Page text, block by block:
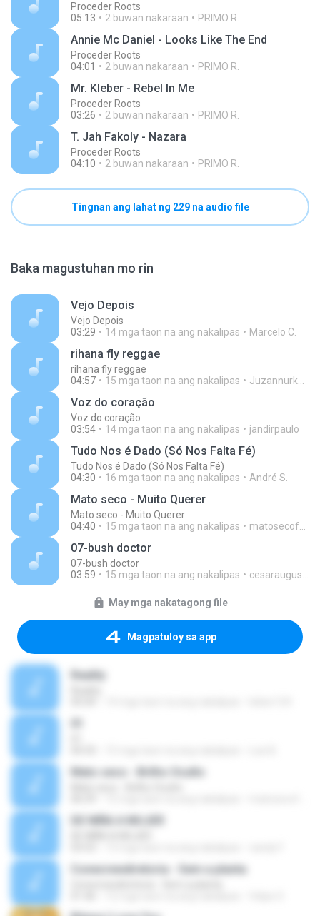
Proceder Roots
05:13
2 buwan nakaraan PRIMO R.
Annie Mc Daniel - Looks Like The End
Proceder Roots
04:01
2 buwan nakaraan PRIMO R.
Mr. Kleber - Rebel In Me
Proceder Roots
03:26
2 buwan nakaraan PRIMO R.
T. Jah Fakoly - Nazara
Proceder Roots
04:10
2 buwan nakaraan PRIMO R.
Tingnan ang lahat ng 229 na audio file
Baka magustuhan mo rin
Vejo Depois
Vejo Depois
03:29
14 mga taon na ang nakalipas Marcelo C.
rihana fly reggae
rihana fly reggae
04:57
15 mga taon na ang nakalipas Juzannurkhaliza
Voz do coração
Voz do coração
03:54
14 mga taon na ang nakalipas jandirpaulo
Tudo Nos é Dado (Só Nos Falta Fé)
Tudo Nos é Dado (Só Nos Falta Fé)
04:30
16 mga taon na ang nakalipas André S.
Mato seco - Muito Querer
Mato seco - Muito Querer
04:40
15 mga taon na ang nakalipas matosecofan
07-bush doctor
07-bush doctor
03:59
15 mga taon na ang nakalipas cesaraugustomen
May mga nakatagong file
Magpatuloy sa app
Reality
Mato seco - Brilho Oculto
Conecrewdiretoria - Sem a planta